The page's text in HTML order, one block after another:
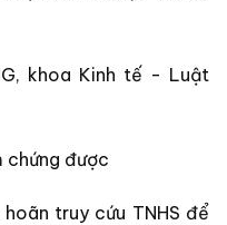
khoa Kinh tế - Luật
chứng được
truy cứu TNHS để